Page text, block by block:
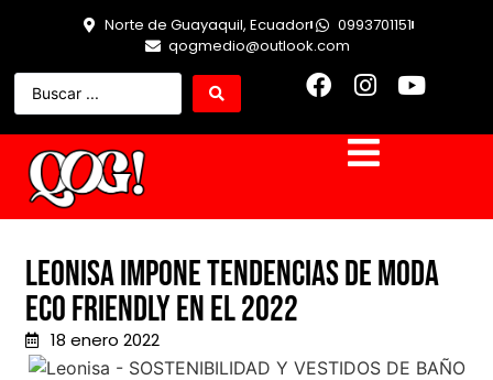
Norte de Guayaquil, Ecuador
0993701151
qogmedio@outlook.com
Leonisa impone tendencias de moda
Eco Friendly en el 2022
18 enero 2022